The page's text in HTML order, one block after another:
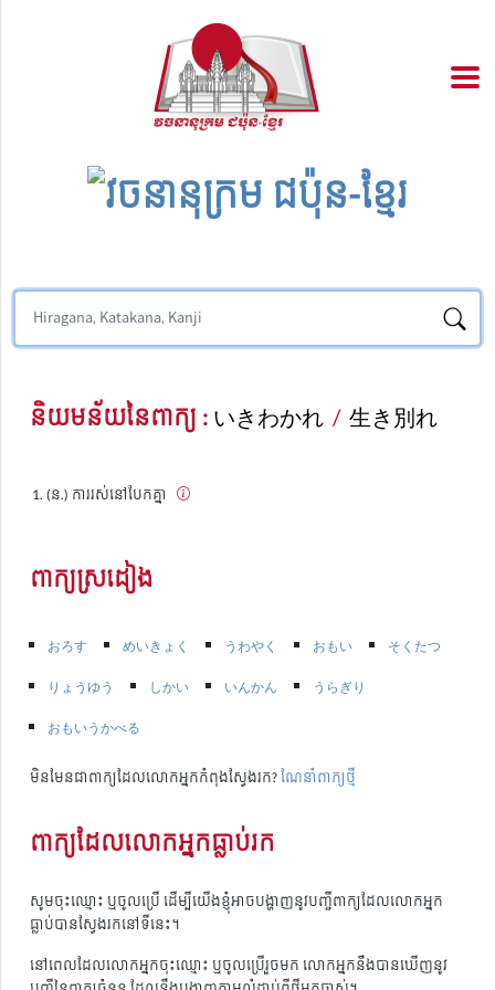
និយមន័យនៃពាក្យ :いきわかれ / 生き別れ
(ន.) ការរស់នៅបែកគ្នា
ពាក្យស្រដៀង
おろす めいきょく うわやく おもい
そくたつ
りょうゆう
しかい いんかん
うらぎり
おもいうかべる
មិនមែនជាពាក្យដែលលោកអ្នកកំពុងស្វែងរក?ណែនាំពាក្យថ្មី
ពាក្យដែលលោកអ្នកធ្លាប់រក
សូមចុះឈ្មោះ ឬចូលប្រើ ដើម្បីយើងខ្ញុំអាចបង្ហាញនូវបញ្ជីពាក្យដែលលោកអ្នក
ធ្លាប់បានស្វែងរកនៅទីនេះ។
នៅពេលដែលលោកអ្នកចុះឈ្មោះ ឬចូលប្រើរួចមក លោកអ្នកនឹងបានឃើញនូវ